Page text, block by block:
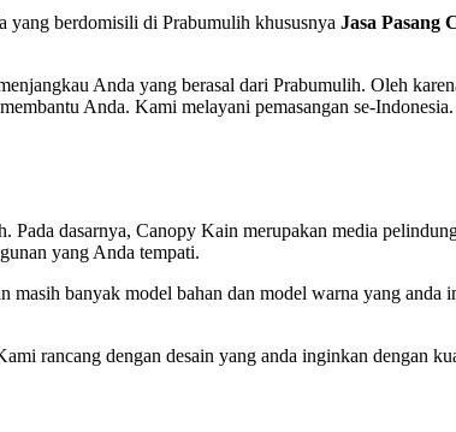
yang berdomisili di Prabumulih khususnya Jasa Pasang
Anda yang berasal dari Prabumulih. Oleh
Anda. Kami melayani pemasangan se-
dasarnya, Canopy Kain merupakan media
yang Anda tempati.
banyak model bahan dan model warna yang anda
rancang dengan desain yang anda inginkan dengan